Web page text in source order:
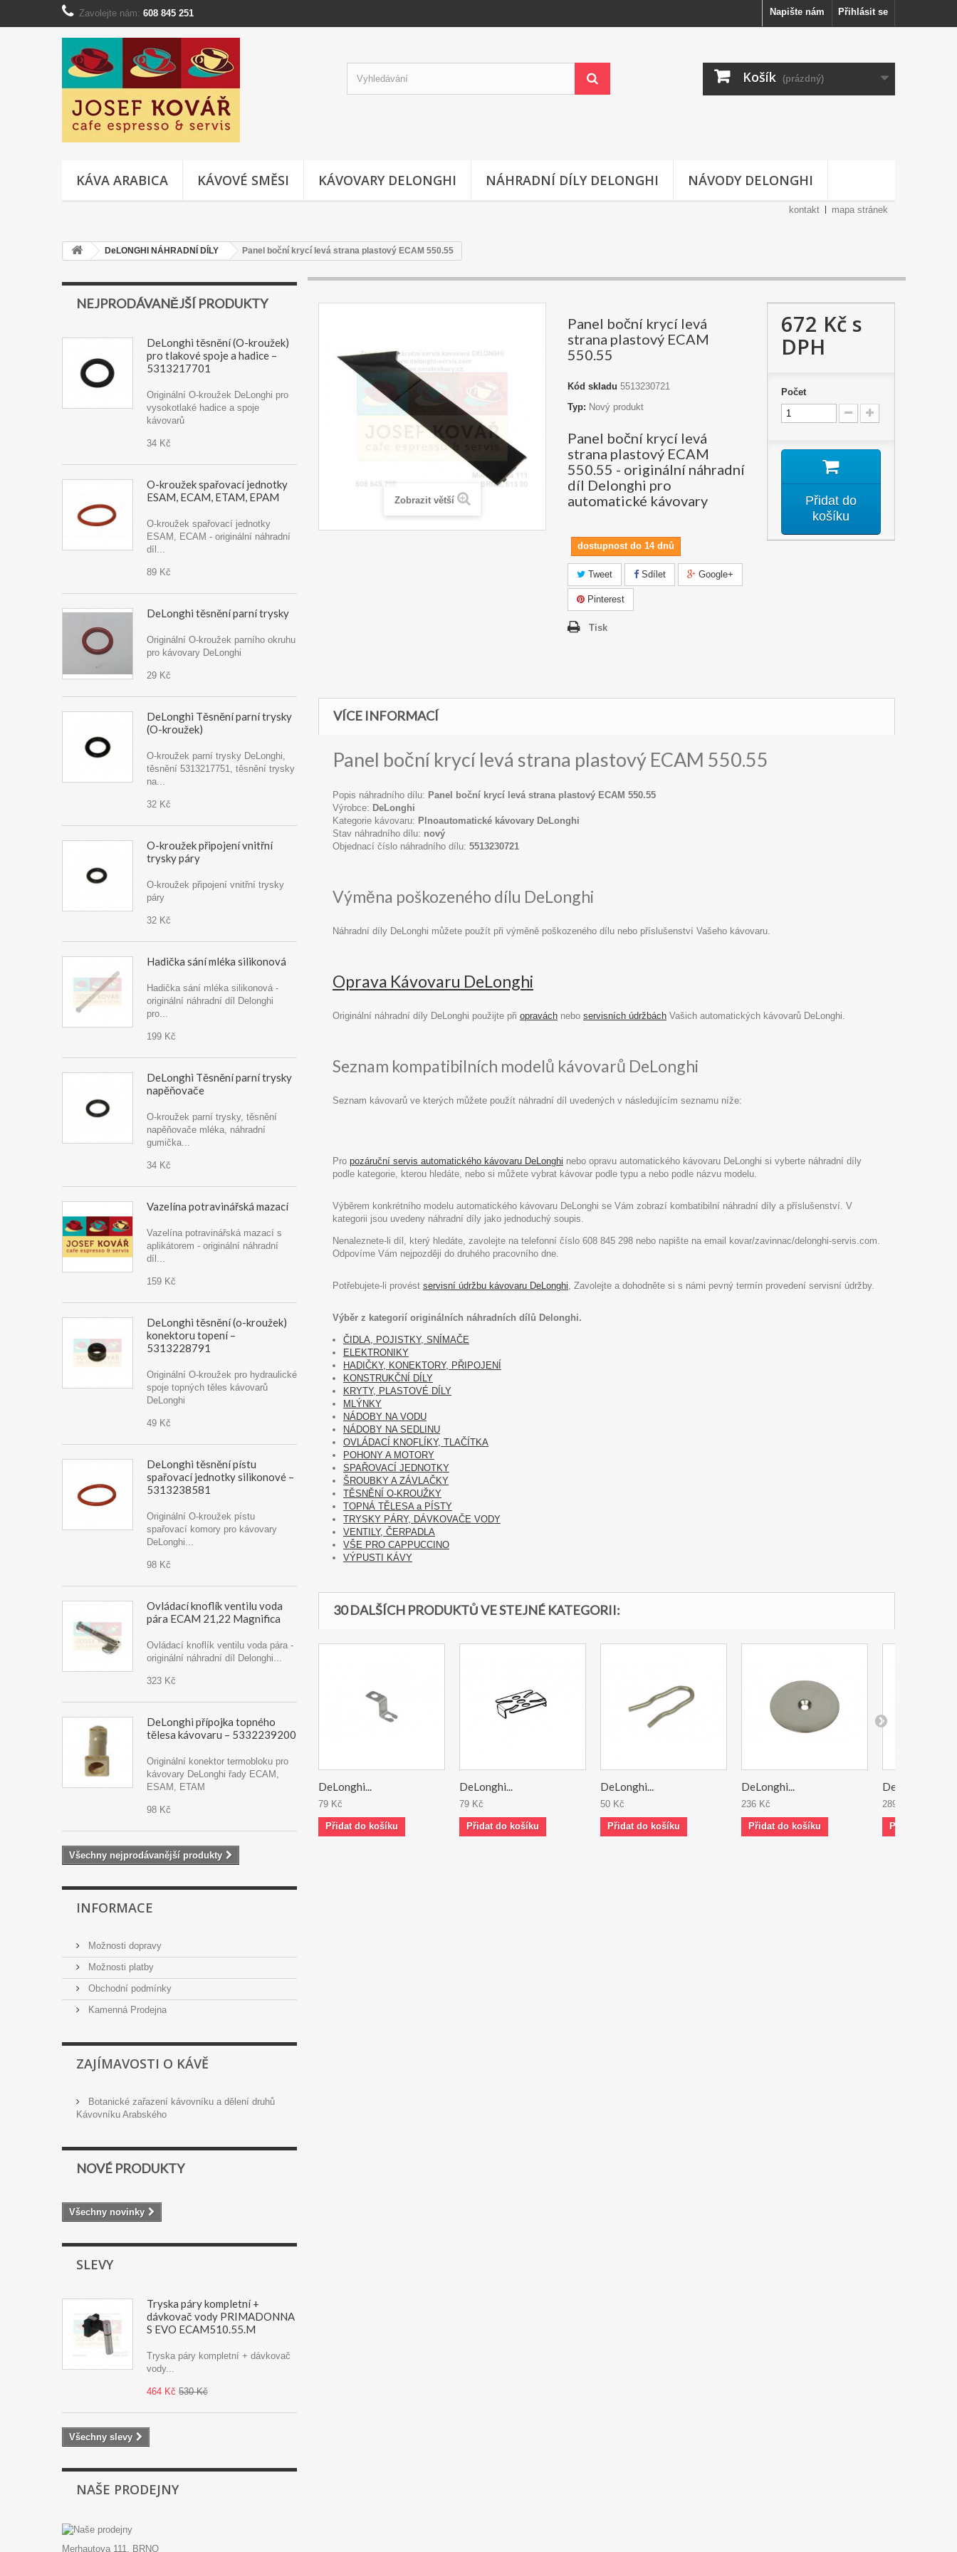
Přihlásit se
Napište nám
Zavolejte nám: 608 845 251
Košík (prázdný)
KÁVA ARABICA KÁVOVÉ SMĚSI KÁVOVARY DELONGHI NÁHRADNÍ DÍLY DELONGHI NÁVODY DELONGHI
kontakt mapa stránek
DeLONGHI NÁHRADNÍ DÍLY Panel boční krycí levá strana plastový ECAM 550.55
NEJPRODÁVANĚJŠÍ PRODUKTY
DeLonghi těsnění (O-kroužek)
pro tlakové spoje a hadice –
5313217701
Originální O-kroužek DeLonghi pro
vysokotlaké hadice a spoje
kávovarů
34 Kč
O-kroužek spařovací jednotky
ESAM, ECAM, ETAM, EPAM
O-kroužek spařovací jednotky
ESAM, ECAM - originální náhradní
díl...
89 Kč
DeLonghi těsnění parní trysky
Originální O-kroužek parního okruhu
pro kávovary DeLonghi
29 Kč
DeLonghi Těsnění parní trysky
(O-kroužek)
O-kroužek parní trysky DeLonghi,
těsnění 5313217751, těsnění trysky
na...
32 Kč
O-kroužek připojení vnitřní
trysky páry
O-kroužek připojení vnitřní trysky
páry
32 Kč
Hadička sání mléka silikonová
Hadička sání mléka silikonová -
originální náhradní díl Delonghi
pro...
199 Kč
DeLonghi Těsnění parní trysky
napěňovače
O-kroužek parní trysky, těsnění
napěňovače mléka, náhradní
gumička...
34 Kč
Vazelína potravinářská mazací
Vazelína potravinářská mazací s
aplikátorem - originální náhradní
díl...
159 Kč
DeLonghi těsnění (o-kroužek)
konektoru topení –
5313228791
Originální O-kroužek pro hydraulické
spoje topných těles kávovarů
DeLonghi
49 Kč
DeLonghi těsnění pístu
spařovací jednotky silikonové –
5313238581
Originální O-kroužek pístu
spařovací komory pro kávovary
DeLonghi...
98 Kč
Ovládací knoflík ventilu voda
pára ECAM 21,22 Magnifica
Ovládací knoflík ventilu voda pára -
originální náhradní díl Delonghi...
323 Kč
DeLonghi přípojka topného
tělesa kávovaru – 5332239200
Originální konektor termobloku pro
kávovary DeLonghi řady ECAM,
ESAM, ETAM
98 Kč
Všechny nejprodávanější produkty
INFORMACE
Možnosti dopravy
Možnosti platby
Obchodní podmínky
Kamenná Prodejna
ZAJÍMAVOSTI O KÁVĚ
Botanické zařazení kávovníku a dělení druhů
Kávovníku Arabského
NOVÉ PRODUKTY
Všechny novinky
SLEVY
Tryska páry kompletní +
dávkovač vody PRIMADONNA
S EVO ECAM510.55.M
Tryska páry kompletní + dávkovač
vody...
464 Kč 530 Kč
Všechny slevy
NAŠE PRODEJNY
Merhautova 111, BRNO
Zobrazit větší
Panel boční krycí levá
strana plastový ECAM
550.55
Kód skladu 5513230721
Typ: Nový produkt
Panel boční krycí levá
strana plastový ECAM
550.55 - originální náhradní
díl Delonghi pro
automatické kávovary
dostupnost do 14 dnů
Tweet Sdílet Google+
Pinterest
Tisk
672 Kčs
DPH
Počet
Přidat do
košíku
VÍCE INFORMACÍ
Panel boční krycí levá strana plastový ECAM 550.55
Popis náhradního dílu: Panel boční krycí levá strana plastový ECAM 550.55
Výrobce: DeLonghi
Kategorie kávovaru: Plnoautomatické kávovary DeLonghi
Stav náhradního dílu: nový
Objednací číslo náhradního dílu: 5513230721
Výměna poškozeného dílu DeLonghi
Náhradní díly DeLonghi můžete použít při výměně poškozeného dílu nebo příslušenství Vašeho kávovaru.
Oprava Kávovaru DeLonghi
Originální náhradní díly DeLonghi použijte při opravách nebo servisních údržbách Vašich automatických kávovarů DeLonghi.
Seznam kompatibilních modelů kávovarů DeLonghi
Seznam kávovarů ve kterých můžete použít náhradní díl uvedených v následujícím seznamu níže:
Pro pozáruční servis automatického kávovaru DeLonghi nebo opravu automatického kávovaru DeLonghi si vyberte náhradní díly
podle kategorie, kterou hledáte, nebo si můžete vybrat kávovar podle typu a nebo podle názvu modelu.
Výběrem konkrétního modelu automatického kávovaru DeLonghi se Vám zobrazí kombatibilní náhradní díly a příslušenství. V
kategorii jsou uvedeny náhradní díly jako jednoduchý soupis.
Nenaleznete-li díl, který hledáte, zavolejte na telefonní číslo 608 845 298 nebo napište na email kovar/zavinnac/delonghi-servis.com.
Odpovíme Vám nejpozději do druhého pracovního dne.
Potřebujete-li provést servisní údržbu kávovaru DeLonghi, Zavolejte a dohodněte si s námi pevný termín provedení servisní údržby.
Výběr z kategorií originálních náhradních dílů Delonghi.
ČIDLA, POJISTKY, SNÍMAČE
ELEKTRONIKY
HADIČKY, KONEKTORY, PŘIPOJENÍ
KONSTRUKČNÍ DÍLY
KRYTY, PLASTOVÉ DÍLY
MLÝNKY
NÁDOBY NA VODU
NÁDOBY NA SEDLINU
OVLÁDACÍ KNOFLÍKY, TLAČÍTKA
POHONY A MOTORY
SPAŘOVACÍ JEDNOTKY
ŠROUBKY A ZÁVLAČKY
TĚSNĚNÍ O-KROUŽKY
TOPNÁ TĚLESA a PÍSTY
TRYSKY PÁRY, DÁVKOVAČE VODY
VENTILY, ČERPADLA
VŠE PRO CAPPUCCINO
VÝPUSTI KÁVY
30 DALŠÍCH PRODUKTŮ VE STEJNÉ KATEGORII:
DeLonghi...
79 Kč
Přidat do košíku
DeLonghi...
79 Kč
Přidat do košíku
DeLonghi...
50 Kč
Přidat do košíku
DeLonghi...
236 Kč
Přidat do košíku
DeLonghi...
289 Kč
Přidat do